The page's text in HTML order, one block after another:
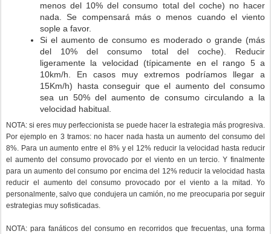
menos del 10% del consumo total del coche) no hacer
nada. Se compensará más o menos cuando el viento
sople a favor.
Si el aumento de consumo es moderado o grande (más
del 10% del consumo total del coche). Reducir
ligeramente la velocidad (típicamente en el rango 5 a
10km/h. En casos muy extremos podríamos llegar a
15Km/h) hasta conseguir que el aumento del consumo
sea un 50% del aumento de consumo circulando a la
velocidad habitual.
NOTA: si eres muy perfeccionista se puede hacer la estrategia más progresiva.
Por ejemplo en 3 tramos: no hacer nada hasta un aumento del consumo del
8%. Para un aumento entre el 8% y el 12% reducir la velocidad hasta reducir
el aumento del consumo provocado por el viento en un tercio. Y finalmente
para un aumento del consumo por encima del 12% reducir la velocidad hasta
reducir el aumento del consumo provocado por el viento a la mitad. Yo
personalmente, salvo que condujera un camión, no me preocuparia por seguir
estrategias muy sofisticadas.
NOTA: para fanáticos del consumo en recorridos que frecuentas, una forma